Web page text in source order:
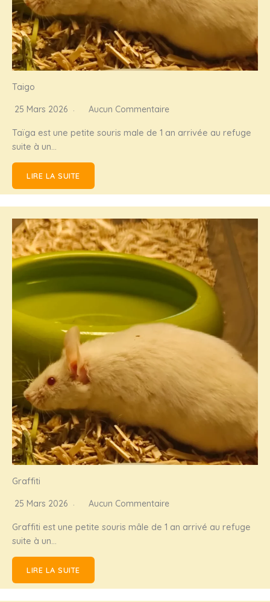
Taigo
25 Mars 2026 Aucun Commentaire
Taïga est une petite souris male de 1 an arrivée au refuge
suite à un…
LIRE LA SUITE
Graffiti
25 Mars 2026 Aucun Commentaire
Graffiti est une petite souris mâle de 1 an arrivé au refuge
suite à un…
LIRE LA SUITE